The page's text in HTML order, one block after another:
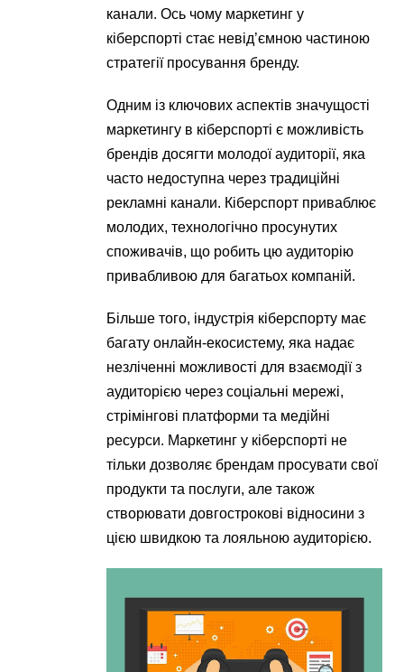
канали. Ось чому маркетинг у
кіберспорті стає невід’ємною частиною
стратегії просування бренду.
Одним із ключових аспектів значущості
маркетингу в кіберспорті є можливість
брендів досягти молодої аудиторії, яка
часто недоступна через традиційні
рекламні канали. Кіберспорт приваблює
молодих, технологічно просунутих
споживачів, що робить цю аудиторію
привабливою для багатьох компаній.
Більше того, індустрія кіберспорту має
багату онлайн-екосистему, яка надає
незліченні можливості для взаємодії з
аудиторією через соціальні мережі,
стрімінгові платформи та медійні
ресурси. Маркетинг у кіберспорті не
тільки дозволяє брендам просувати свої
продукти та послуги, але також
створювати довгострокові відносини з
цією швидкою та лояльною аудиторією.